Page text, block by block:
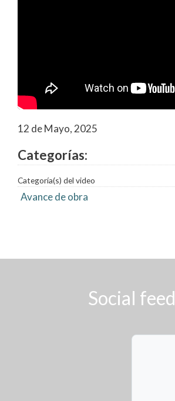
12 de Mayo, 2025
Categorías:
Categoría(s) del video
Avance de obra
Social feed